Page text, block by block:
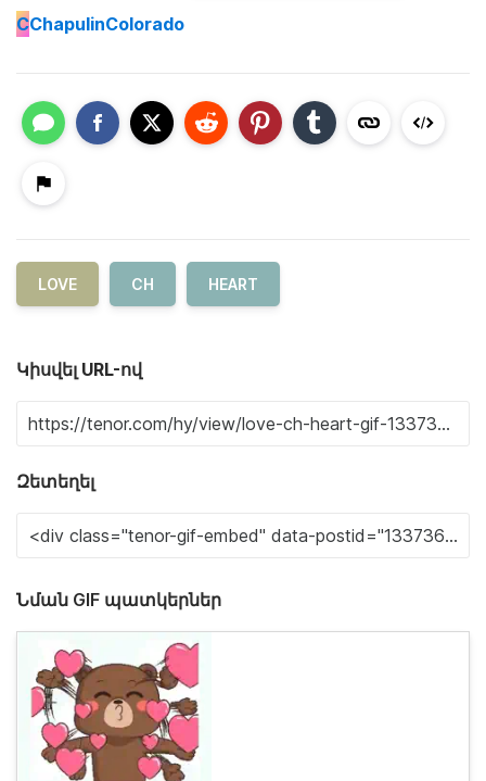
CChapulinColorado
LOVE CH HEART
Կիսվել URL-ով
Զետեղել
Նման GIF պատկերներ